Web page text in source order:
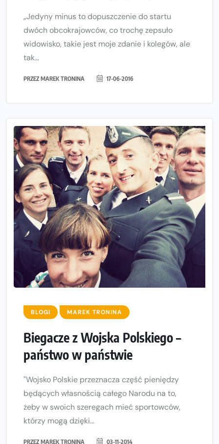
„Jedyny minus to dopuszczenie do startu
dwóch obcokrajowców, co trochę zepsuło
widowisko, takie jest moje zdanie i kolegów, ale
tak...
PRZEZ MAREK TRONINA 17-06-2016
BLOGI MAREK TRONINA
Biegacze z Wojska Polskiego –
państwo w państwie
"Wojsko Polskie przeznacza część pieniędzy
będących własnością całego Narodu na to,
żeby w swoich szeregach mieć sportowców,
którzy mogą dzięki...
PRZEZ MAREK TRONINA 03-11-2014